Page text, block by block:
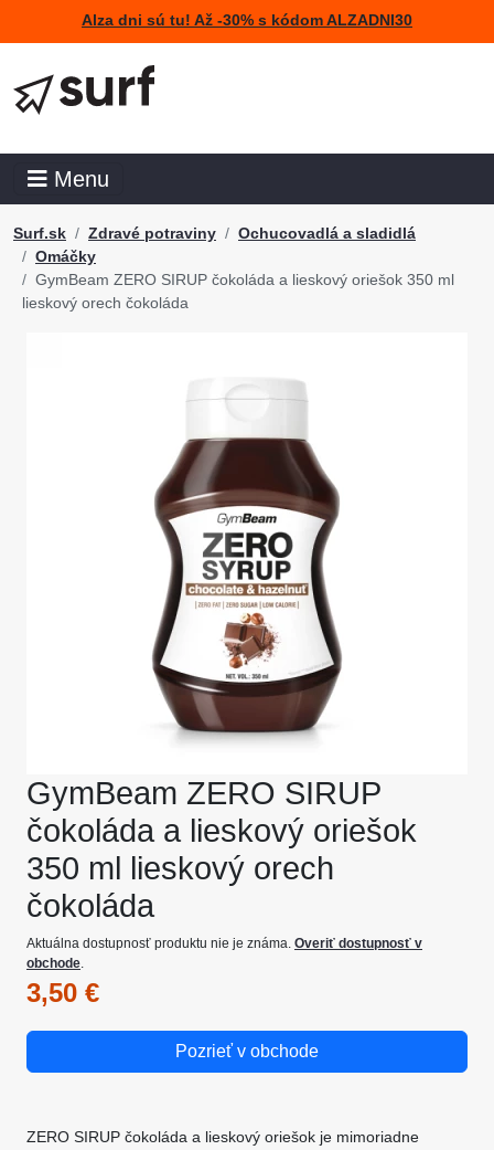
Alza dni sú tu! Až -30% s kódom ALZADNI30
Menu
Surf.sk Zdravé potraviny
Ochucovadlá a sladidlá
Omáčky
GymBeam ZERO SIRUP čokoláda a lieskový oriešok 350 ml
lieskový orech čokoláda
GymBeam ZERO SIRUP
čokoláda a lieskový oriešok
350 ml lieskový orech
čokoláda
Aktuálna dostupnosť produktu nie je známa. Overiť dostupnosť v
obchode.
3,50 €
Pozrieť v obchode
ZERO SIRUP čokoláda a lieskový oriešok je mimoriadne